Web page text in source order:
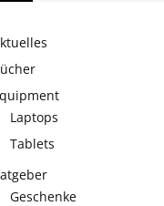
Laptops
Tablets
Geschenke